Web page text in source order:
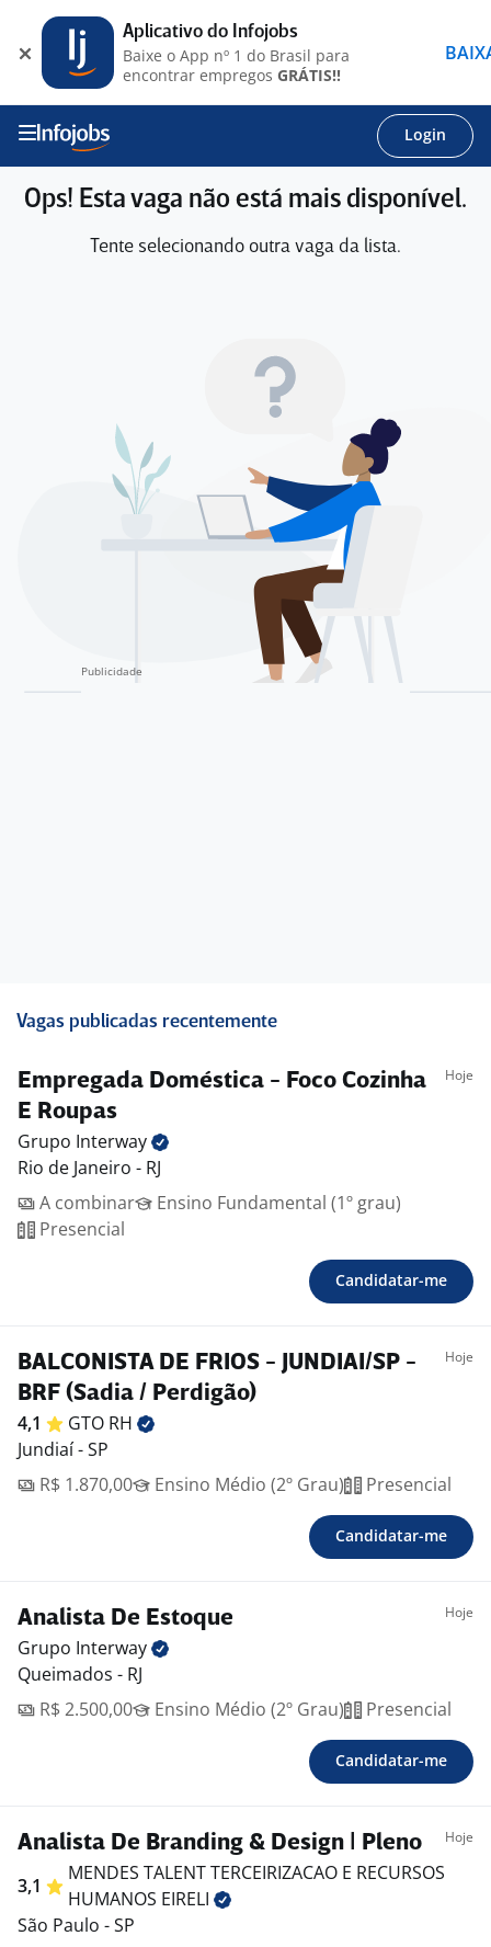
Login
Ops! Esta vaga não está mais disponível.
Tente selecionando outra vaga da lista.
Vagas publicadas recentemente
Empregada Doméstica - Foco Cozinha
E Roupas
Hoje
Grupo Interway
Rio de Janeiro - RJ
A combinar
Ensino Fundamental (1º grau)
Presencial
Candidatar-me
BALCONISTA DE FRIOS - JUNDIAI/SP -
BRF (Sadia / Perdigão)
Hoje
4,1 GTO RH
Jundiaí - SP
R$ 1.870,00
Ensino Médio (2º Grau) Presencial
Candidatar-me
Analista De Estoque Hoje
Grupo Interway
Queimados - RJ
R$ 2.500,00
Ensino Médio (2º Grau) Presencial
Candidatar-me
Analista De Branding & Design | Pleno Hoje
3,1
MENDES TALENT TERCEIRIZACAO E RECURSOS
HUMANOS EIRELI
São Paulo - SP
Aplicativo do Infojobs
Baixe o App nº 1 do Brasil para
encontrar empregos GRÁTIS!!